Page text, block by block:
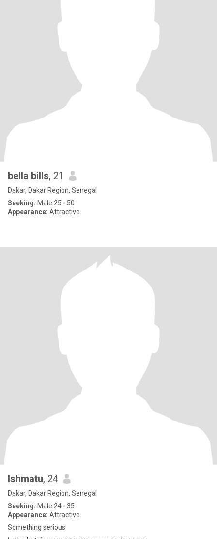
bella bills, 21
Dakar, Dakar Region, Senegal
Seeking: Male 25 - 50
Appearance: Attractive
Ishmatu, 24
Dakar, Dakar Region, Senegal
Seeking: Male 24 - 35
Appearance: Attractive
Something serious